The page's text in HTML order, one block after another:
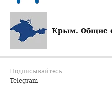
Крым. Общие
Подписывайтесь
Telegram